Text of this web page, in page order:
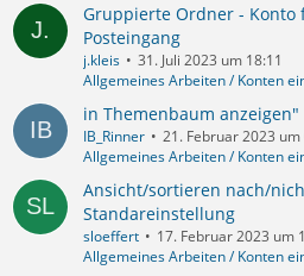
Gruppierte Ordner -
Posteingang
j.kleis
31. Juli 2023 um 18:11
Allgemeines Arbeiten / Konten
in Themenbaum
IB_Rinner
21. Februar 2023 um
Allgemeines Arbeiten / Konten
Ansicht/sortieren nach/
Standareinstellung
sloeffert
17. Februar 2023 um
Allgemeines Arbeiten / Konten